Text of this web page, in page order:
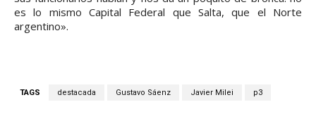
es lo mismo Capital Federal que Salta, que el Norte
argentino».
TAGS destacada Gustavo Sáenz Javier Milei p3